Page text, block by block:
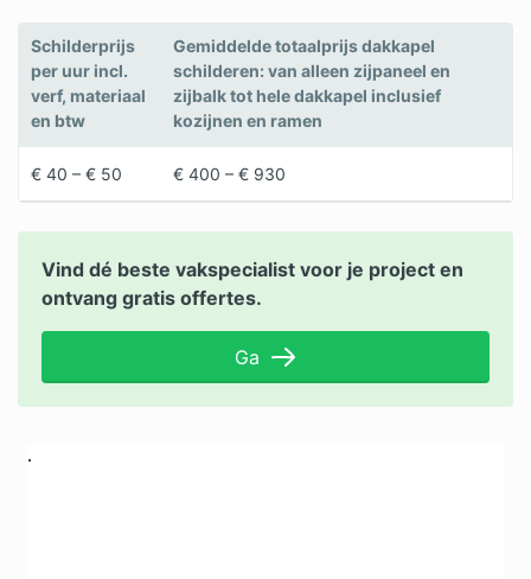
Schilderprijs
per uur incl.
verf, materiaal
en btw
Gemiddelde totaalprijs dakkapel
schilderen: van alleen zijpaneel en
zijbalk tot hele dakkapel inclusief
kozijnen en ramen
€ 40 – € 50 € 400 – € 930
Vind dé beste vakspecialist voor je project en
ontvang gratis offertes.
Ga